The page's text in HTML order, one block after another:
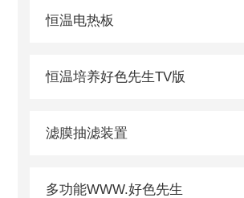
恒温电热板
恒温培养好色先生TV版
滤膜抽滤装置
多功能WWW.好色先生